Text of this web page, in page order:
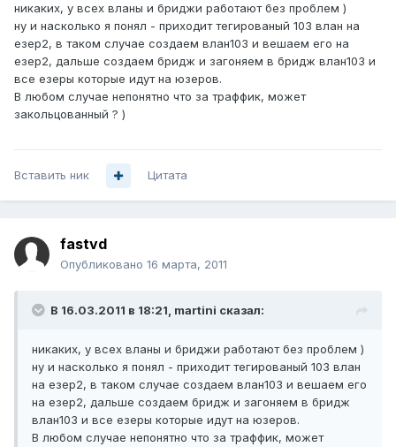
никаких, у всех вланы и бриджи работают без проблем )
ну и насколько я понял - приходит тегированый 103 влан на
езер2, в таком случае создаем влан103 и вешаем его на
езер2, дальше создаем бридж и загоняем в бридж влан103 и
все езеры которые идут на юзеров.
В любом случае непонятно что за траффик, может
закольцованный ? )
Вставить ник Цитата
fastvd
Опубликовано 16 марта, 2011
В 16.03.2011 в 18:21, martini сказал:
никаких, у всех вланы и бриджи работают без проблем )
ну и насколько я понял - приходит тегированый 103 влан
на езер2, в таком случае создаем влан103 и вешаем его
на езер2, дальше создаем бридж и загоняем в бридж
влан103 и все езеры которые идут на юзеров.
В любом случае непонятно что за траффик, может